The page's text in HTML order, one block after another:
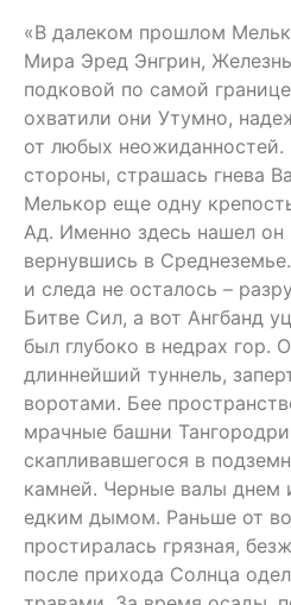
«В далеком прошлом
Мира Эред Энгрин,
подковой по самой
охватили они Утумно,
от любых неожиданностей.
стороны, страшась гнева
Мелькор еще одну
Ад. Именно здесь нашел он
вернувшись в
и следа не осталось –
Битве Сил, а вот Ангбанд
был глубоко в недрах гор.
длиннейший туннель,
воротами. Бее
мрачные башни
скапливавшегося в
камней. Черные валы днем
едким дымом. Раньше от
простиралась грязная,
после прихода Солнца